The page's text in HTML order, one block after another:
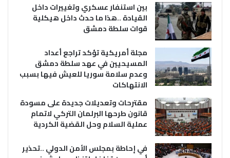
بين استنفار عسكري وتغييرات داخل
القيادة ..هذا ما حدث داخل هيكلية
قوات سلطة دمشق
مجلة أمريكية تؤكد تراجع أعداد
المسيحيين في عهد سلطة دمشق
وعدم سلامة سوريا للعيش فيها بسبب
الانتهاكات
مقترحات وتعديلات جديدة على مسودة
قانون طرحها البرلمان التركي لاتمام
عملية السلام وحل القضية الكردية
في إحاطة بمجلس الأمن الدولي ..تحذير